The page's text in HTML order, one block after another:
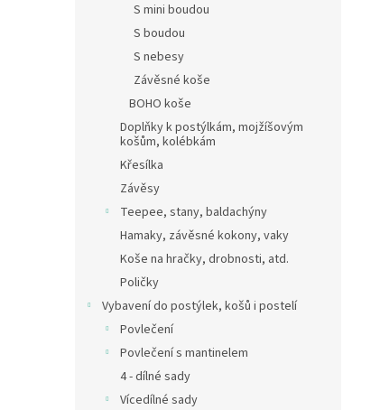
S mini boudou
S boudou
S nebesy
Závěsné koše
BOHO koše
Doplňky k postýlkám, mojžíšovým
košům, kolébkám
Křesílka
Závěsy
Teepee, stany, baldachýny
Hamaky, závěsné kokony, vaky
Koše na hračky, drobnosti, atd.
Poličky
Vybavení do postýlek, košů i postelí
Povlečení
Povlečení s mantinelem
4 - dílné sady
Vícedílné sady